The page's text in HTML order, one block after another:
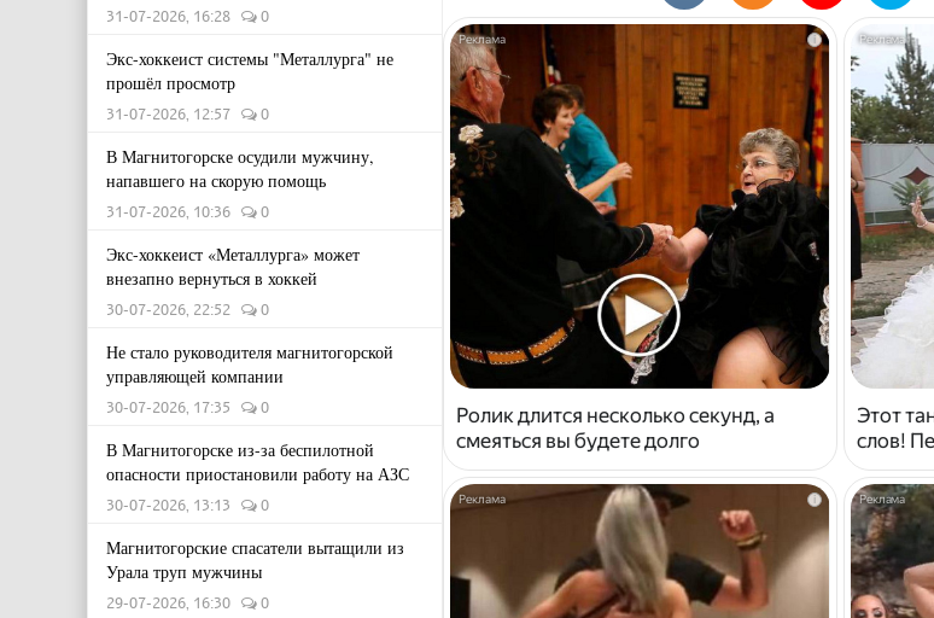
31-07-2026, 16:28 0
Экс-хоккеист системы "Металлурга" не
прошёл просмотр
31-07-2026, 12:57 0
В Магнитогорске осудили мужчину,
напавшего на скорую помощь
31-07-2026, 10:36 0
Экс-хоккеист «Металлурга» может
внезапно вернуться в хоккей
30-07-2026, 22:52 0
Не стало руководителя магнитогорской
управляющей компании
30-07-2026, 17:35 0
В Магнитогорске из-за беспилотной
опасности приостановили работу на АЗС
30-07-2026, 13:13 0
Магнитогорские спасатели вытащили из
Урала труп мужчины
29-07-2026, 16:30 0
i
Ролик длится несколько секунд, а
смеяться вы будете долго
Этот
слов!
i